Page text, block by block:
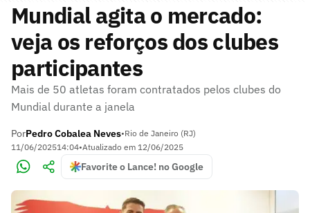
Mundial agita o mercado:
veja os reforços dos clubes
participantes
Mais de 50 atletas foram contratados pelos clubes do
Mundial durante a janela
PorPedro Cobalea Neves•Rio de Janeiro (RJ)
11/06/202514:04•Atualizado em 12/06/2025
Favorite o Lance! no Google